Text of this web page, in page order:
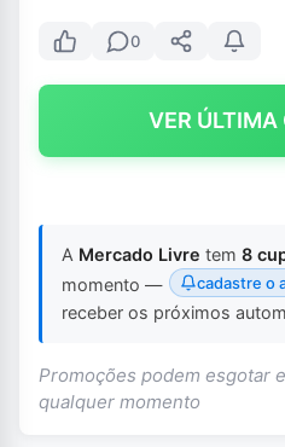
0
VER ÚLTIMA
A Mercado Livre tem 8
momento —
cadastre o
receber os próximos
Promoções podem esgotar
qualquer momento